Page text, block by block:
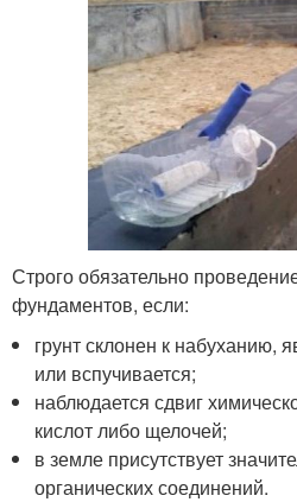
Строго обязательно
фундаментов, если:
грунт склонен к набуханию,
или вспучивается;
наблюдается сдвиг
кислот либо щелочей;
в земле присутствует
органических соединений.